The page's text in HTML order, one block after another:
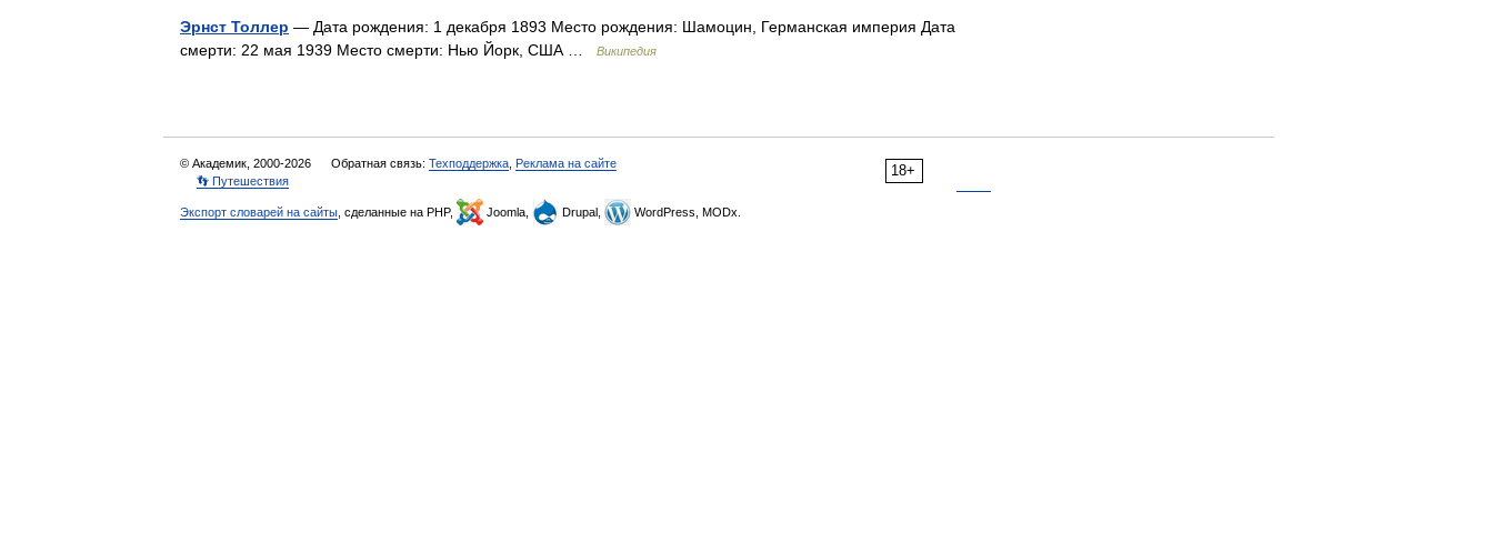
Эрнст Толлер — Дата рождения: 1 декабря 1893 Место рождения: Шамоцин, Германская империя Дата
смерти: 22 мая 1939 Место смерти: Нью Йорк, США …
Википедия
18+
© Академик, 2000-2026 Обратная связь: Техподдержка Реклама на сайте
👣 Путешествия
Экспорт словарей на сайты , сделанные на PHP, Joomla, Drupal, WordPress, MODx.